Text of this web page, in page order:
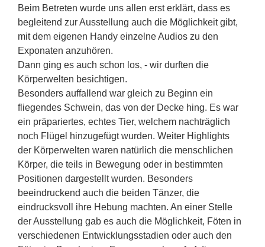
Beim Betreten wurde uns allen erst erklärt, dass es
begleitend zur Ausstellung auch die Möglichkeit gibt,
mit dem eigenen Handy einzelne Audios zu den
Exponaten anzuhören.
Dann ging es auch schon los, - wir durften die
Körperwelten besichtigen.
Besonders auffallend war gleich zu Beginn ein
fliegendes Schwein, das von der Decke hing. Es war
ein präpariertes, echtes Tier, welchem nachträglich
noch Flügel hinzugefügt wurden. Weiter Highlights
der Körperwelten waren natürlich die menschlichen
Körper, die teils in Bewegung oder in bestimmten
Positionen dargestellt wurden. Besonders
beeindruckend auch die beiden Tänzer, die
eindrucksvoll ihre Hebung machten. An einer Stelle
der Ausstellung gab es auch die Möglichkeit, Föten in
verschiedenen Entwicklungsstadien oder auch den